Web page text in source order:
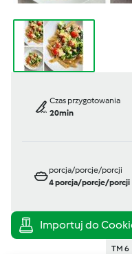
Czas przygotowania
20min
porcja/porcje/porcji
4porcja/porcje/porcji
TM 6